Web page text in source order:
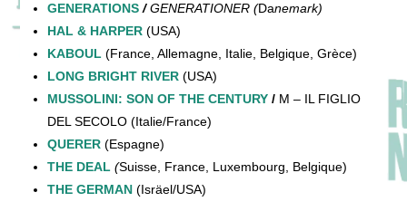
GENERATIONS/GENERATIONER (Danemark)
HAL & HARPER (USA)
KABOUL(France, Allemagne, Italie, Belgique, Grèce)
LONG BRIGHT RIVER (USA)
MUSSOLINI: SON OF THE CENTURY / M – IL FIGLIO
DEL SECOLO (Italie/France)
QUERER(Espagne)
THE DEAL (Suisse, France, Luxembourg, Belgique)
THE GERMAN (Isräel/USA)